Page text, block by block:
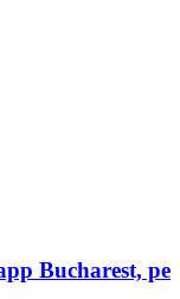
Bucharest, pe